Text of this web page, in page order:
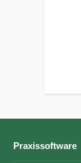
Praxissoftware